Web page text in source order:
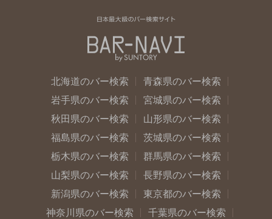
北海道のバー検索
青森県のバー検索
岩手県のバー検索
宮城県のバー検索
秋田県のバー検索
山形県のバー検索
福島県のバー検索
茨城県のバー検索
栃木県のバー検索
群馬県のバー検索
山梨県のバー検索
長野県のバー検索
新潟県のバー検索
東京都のバー検索
神奈川県のバー検索
千葉県のバー検索